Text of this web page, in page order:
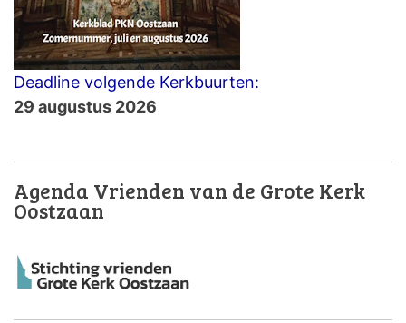
Deadline volgende Kerkbuurten:
29 augustus 2026
Agenda Vrienden van de Grote Kerk
Oostzaan